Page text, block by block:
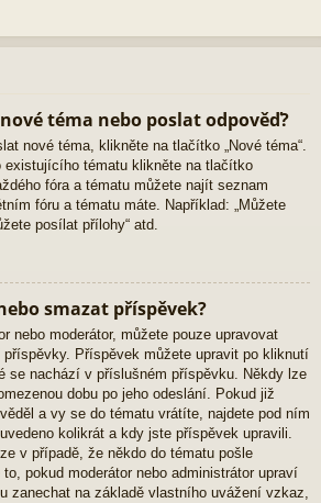
téma nebo poslat odpověď?
nové téma, klikněte na tlačítko „Nové téma“.
existujícího tématu klikněte na tlačítko
fóra a tématu můžete najít seznam
fóru a tématu máte. Například: „Můžete
posílat přílohy“ atd.
smazat příspěvek?
nebo moderátor, můžete pouze upravovat
Příspěvek můžete upravit po kliknutí
se nachází v příslušném příspěvku. Někdy lze
dobu po jeho odeslání. Pokud již
a vy se do tématu vrátíte, najdete pod ním
kolikrát a kdy jste příspěvek upravili.
v případě, že někdo do tématu pošle
pokud moderátor nebo administrátor upraví
zanechat na základě vlastního uvážení vzkaz,